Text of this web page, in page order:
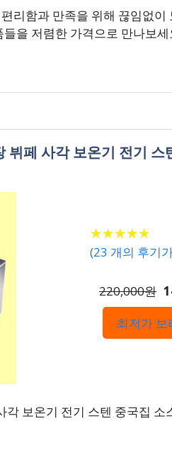
리함과 만족을 위해 끊임없이
을 저렴한 가격으로 만나보세
뷔페 사각 보온기 전기 스
★★★★★
★★★★★
(23 개의 후기
220,000원
최저가 보
보온기 전기 스텐 중국집 소